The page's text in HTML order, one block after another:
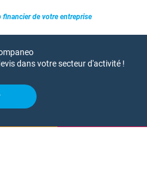
de votre entreprise
dans votre secteur d'activité !